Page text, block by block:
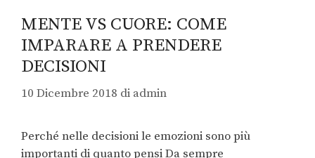
MENTE VS CUORE: COME
IMPARARE A PRENDERE
DECISIONI
10 Dicembre 2018 di admin
Perché nelle decisioni le emozioni sono più
importanti di quanto pensi Da sempre